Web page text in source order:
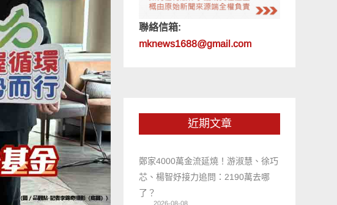
聯絡信箱:
mknews1688@gmail.com
近期文章
鄭家4000萬金流延燒！游淑慧、徐巧
芯、楊智妤接力追問：2190萬去哪
了？
2026-08-08